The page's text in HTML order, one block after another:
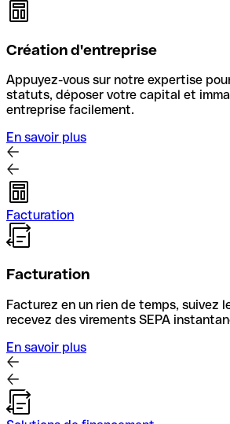
Création d'entreprise
Appuyez-vous sur notre expertise
statuts, déposer votre capital et
entreprise facilement.
En savoir plus
Facturation
Facturation
Facturez en un rien de temps, suivez
recevez des virements SEPA
En savoir plus